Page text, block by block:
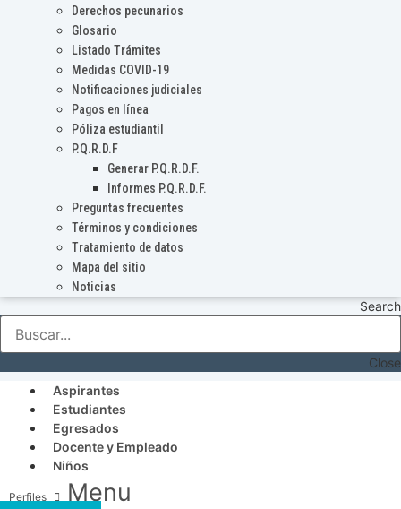
Derechos pecunarios
Glosario
Listado Trámites
Medidas COVID-19
Notificaciones judiciales
Pagos en línea
Póliza estudiantil
P.Q.R.D.F
Generar P.Q.R.D.F.
Informes P.Q.R.D.F.
Preguntas frecuentes
Términos y condiciones
Tratamiento de datos
Mapa del sitio
Noticias
Search
Close
Aspirantes
Estudiantes
Egresados
Docente y Empleado
Niños
Menu